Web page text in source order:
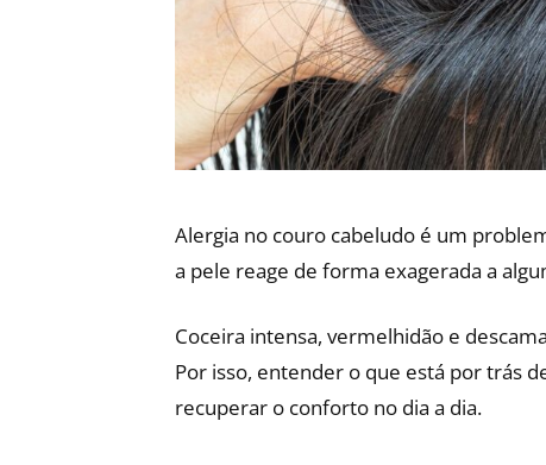
Alergia no couro cabeludo é um
a pele reage de forma exagerada a
Coceira intensa, vermelhidão e
Por isso, entender o que está por trás
recuperar o conforto no dia a dia.